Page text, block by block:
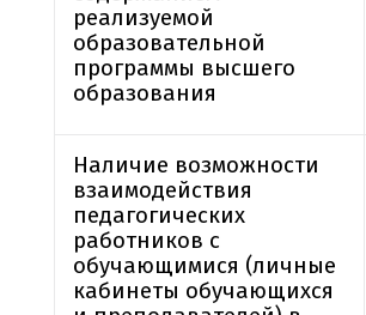
реализуемой
образовательной
программы высшего
образования
Наличие возможности
взаимодействия
педагогических
работников с
обучающимися (личные
кабинеты обучающихся